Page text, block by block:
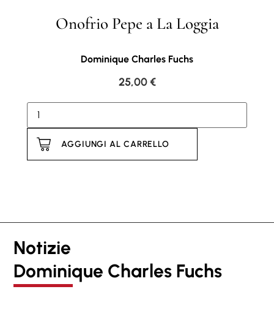
Onofrio Pepe a La Loggia
Dominique Charles Fuchs
25,00€
AGGIUNGI AL CARRELLO
Notizie
Dominique Charles Fuchs